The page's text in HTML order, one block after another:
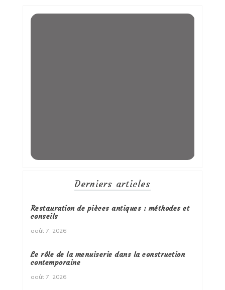
Derniers articles
Restauration de pièces antiques : méthodes et
conseils
août 7, 2026
Le rôle de la menuiserie dans la construction
contemporaine
août 7, 2026